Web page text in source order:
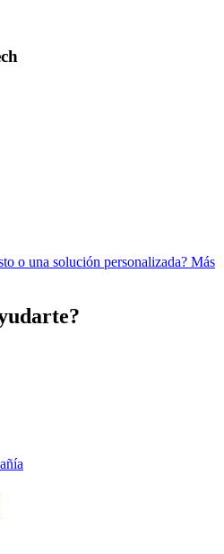
o una solución personalizada? Más